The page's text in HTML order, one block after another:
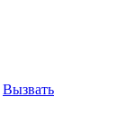
Вызвать